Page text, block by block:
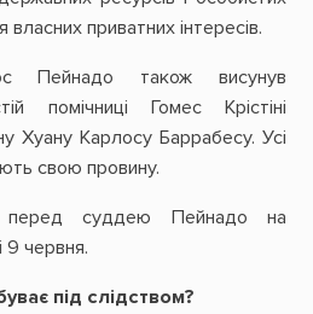
власних приватних інтересів.
Пейнадо також висунув
помічниці Гомес Крістіні
Хуану Карлосу Баррабесу. Усі
свою провину.
перед суддею Пейнадо на
9 червня.
під слідством?